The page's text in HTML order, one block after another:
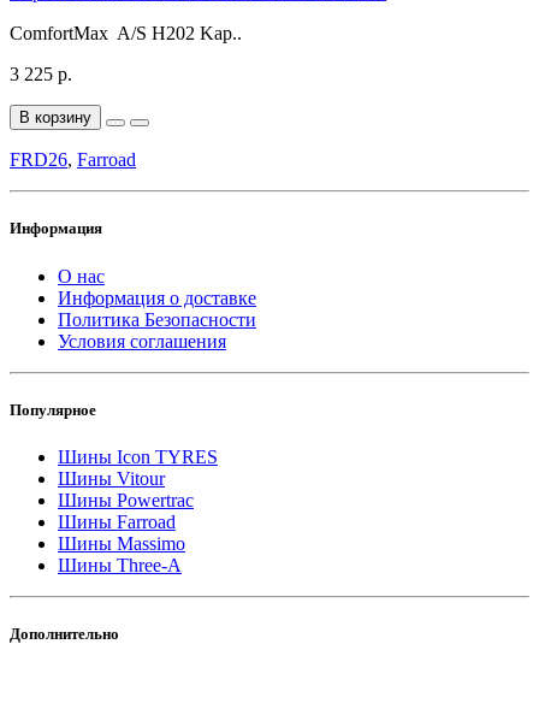
ComfortMax A/S H202 Kap..
3 225 р.
В корзину
FRD26, Farroad
Информация
О нас
Информация о доставке
Политика Безопасности
Условия соглашения
Популярное
Шины Icon TYRES
Шины Vitour
Шины Powertrac
Шины Farroad
Шины Massimo
Шины Three-A
Дополнительно